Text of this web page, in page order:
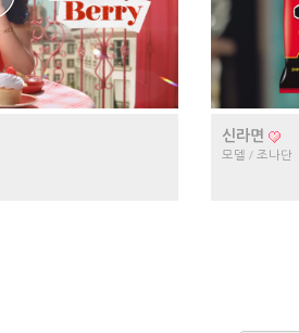
신라면
모델 / 조나단